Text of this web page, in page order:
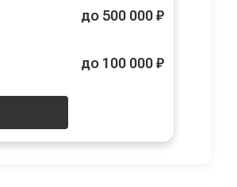
до 500 000 ₽
до 100 000 ₽